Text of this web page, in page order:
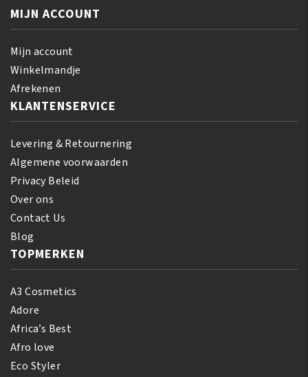
170
MIJN ACCOUNT
Mijn account
Winkelmandje
Afrekenen
KLANTENSERVICE
Levering & Retournering
Algemene voorwaarden
Privacy Beleid
Over ons
Contact Us
Blog
TOPMERKEN
A3 Cosmetics
Adore
Africa’s Best
Afro love
Eco Styler